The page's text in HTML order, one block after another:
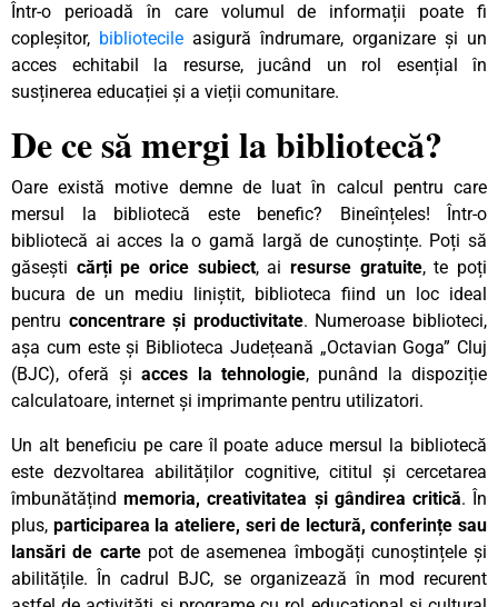
Într-o perioadă în care volumul de informații poate fi
copleșitor, bibliotecile asigură îndrumare, organizare și un
acces echitabil la resurse, jucând un rol esențial în
susținerea educației și a vieții comunitare.
De ce să mergi la bibliotecă?
Oare există motive demne de luat în calcul pentru care
mersul la bibliotecă este benefic? Bineînțeles! Într-o
bibliotecă ai acces la o gamă largă de cunoștințe. Poți să
găsești cărți pe orice subiect, airesurse gratuite, te poți
bucura de un mediu liniștit, biblioteca fiind un loc ideal
pentru concentrare și productivitate. Numeroase biblioteci,
așa cum este și Biblioteca Județeană „Octavian Goga” Cluj
(BJC), oferă și acces la tehnologie, punând la dispoziție
calculatoare, internet și imprimante pentru utilizatori.
Un alt beneficiu pe care îl poate aduce mersul la bibliotecă
este dezvoltarea abilităților cognitive, cititul și cercetarea
îmbunătățindmemoria, creativitatea și gândirea critică. În
plus, participarea la ateliere, seri de lectură, conferințe sau
lansări de cartepot de asemenea îmbogăți cunoștințele și
abilitățile. În cadrul BJC, se organizează în mod recurent